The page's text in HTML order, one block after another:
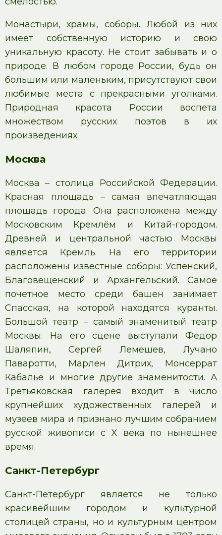
Монастыри, храмы, соборы. Любой из них
имеет собственную историю и свою
уникальную красоту. Не стоит забывать и о
природе. В любом городе России, будь он
большим или маленьким, присутствуют свои
любимые места с прекрасными уголками.
Природная красота России воспета
множеством русских поэтов в их
произведениях.
Москва
Москва – столица Российской Федерации.
Красная площадь – самая впечатляющая
площадь города. Она расположена между
Московским Кремлём и Китай-городом.
Древней и центральной частью Москвы
является Кремль. На его территории
расположены известные соборы: Успенский,
Благовещенский и Архангельский. Самое
почетное место среди башен занимает
Спасская, на которой находятся куранты.
Большой театр – самый знаменитый театр
Москвы. На его сцене выступали Федор
Шаляпин, Сергей Лемешев, Лучано
Паваротти, Марлен Дитрих, Монсеррат
Кабалье и многие другие знаменитости. А
Третьяковская галерея входит в число
крупнейших художественных галерей и
музеев мира и признано лучшим собранием
русской живописи с X века по нынешнее
время.
Санкт-Петербург
Санкт-Петербург является не только
красивейшим городом и культурной
столицей страны, но и культурным центром